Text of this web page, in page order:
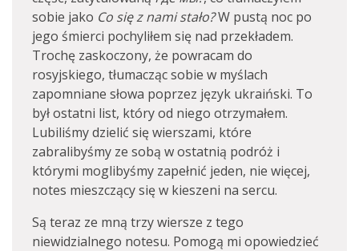
sobie jako Co się z nami stało?W pustą noc po
jego śmierci pochyliłem się nad przekładem.
Trochę zaskoczony, że powracam do
rosyjskiego, tłumacząc sobie w myślach
zapomniane słowa poprzez język ukraiński. To
był ostatni list, który od niego otrzymałem.
Lubiliśmy dzielić się wierszami, które
zabralibyśmy ze sobą w ostatnią podróż i
którymi moglibyśmy zapełnić jeden, nie więcej,
notes mieszczący się w kieszeni na sercu.
Są teraz ze mną trzy wiersze z tego
niewidzialnego notesu. Pomogą mi opowiedzieć